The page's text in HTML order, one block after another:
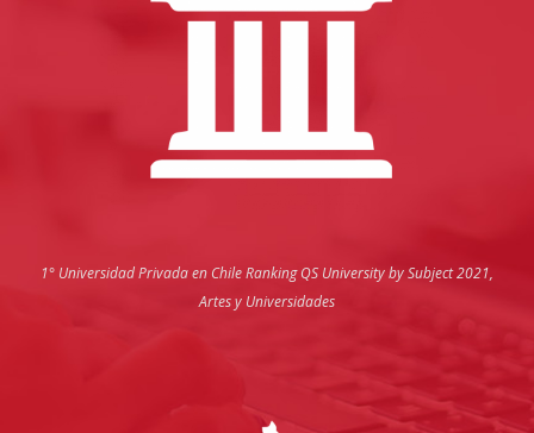
1° Universidad Privada en ChileRanking QS University by Subject 2021,
Artes y Universidades